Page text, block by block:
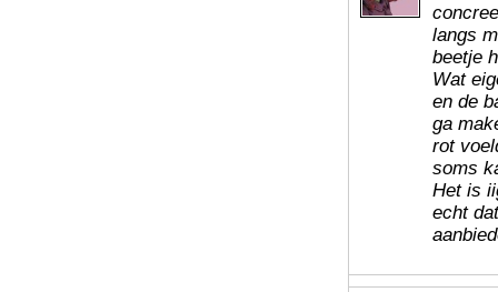
langs
beetje
Wat
en de
ga
rot
soms
Het is
echt